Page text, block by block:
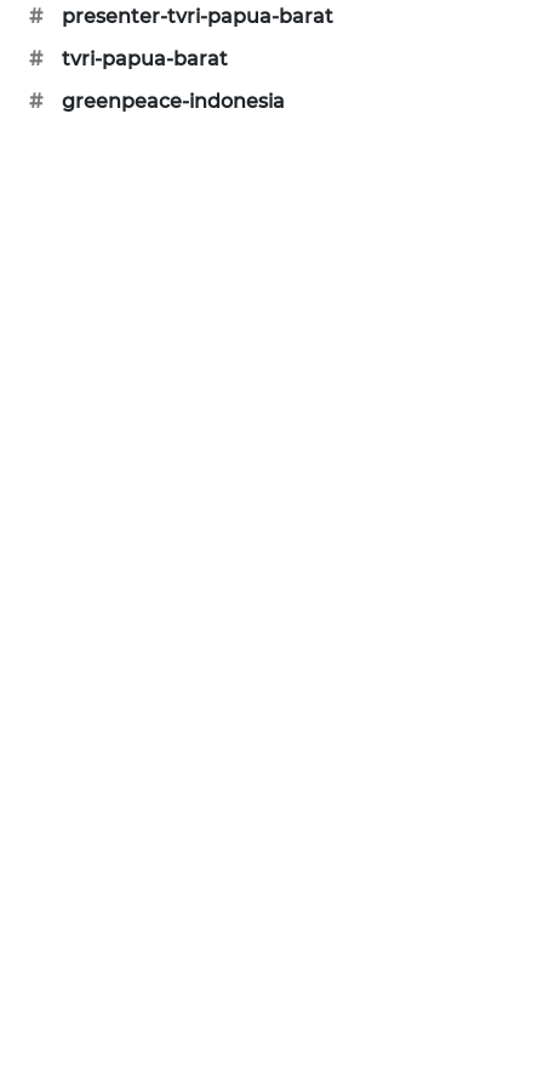
#
presenter-tvri-papua-barat
#
tvri-papua-barat
#
greenpeace-indonesia